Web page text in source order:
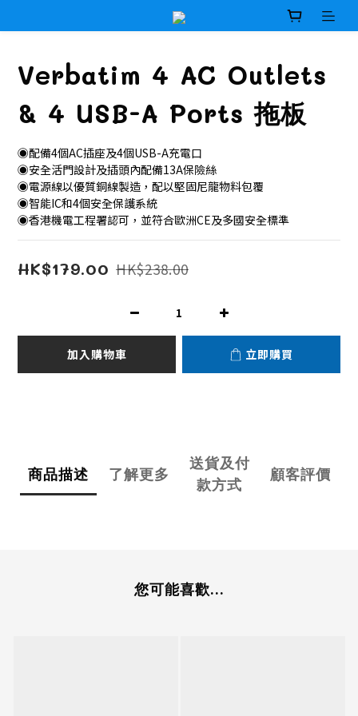
Verbatim 4 AC Outlets
& 4 USB-A Ports 拖板
◉配備4個AC插座及4個USB-A充電口
◉安全活門設計及插頭內配備13A保險絲
◉電源線以優質銅線製造，配以堅固尼龍物料包覆
◉智能IC和4個安全保護系統
◉香港機電工程署認可，並符合歐洲CE及多國安全標準
HK$179.00 HK$238.00
加入購物車 立即購買
商品描述 了解更多
送貨及付
款方式
顧客評價
您可能喜歡...